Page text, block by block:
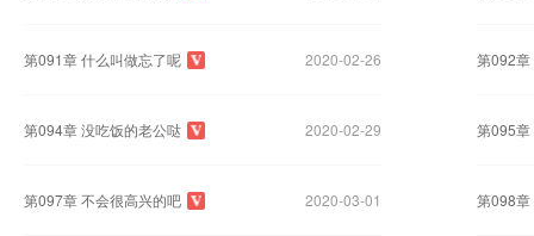
第091章 什么叫做忘了呢 2020-02-26 第092章
第094章 没吃饭的老公哒 2020-02-29 第095章
第097章 不会很高兴的吧 2020-03-01 第098章